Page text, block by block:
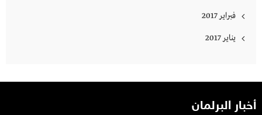
فبراير 2017
يناير 2017
أخبار البرلمان